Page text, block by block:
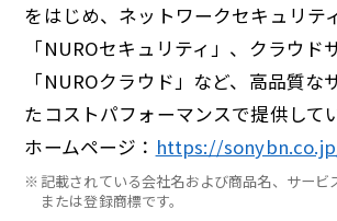
をはじめ、ネットワークセキュリテ
「NUROセキュリティ」、クラウド
「NUROクラウド」など、高品質な
たコストパフォーマンスで提供して
ホームページ： https://
※ 記載されている会社名および商品名、サービ
または登録商標です。